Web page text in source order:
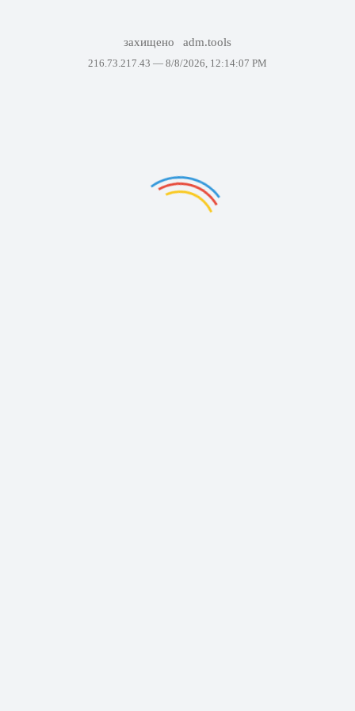
захищено adm.tools
216.73.217.43 — 8/8/2026, 12:14:07 PM